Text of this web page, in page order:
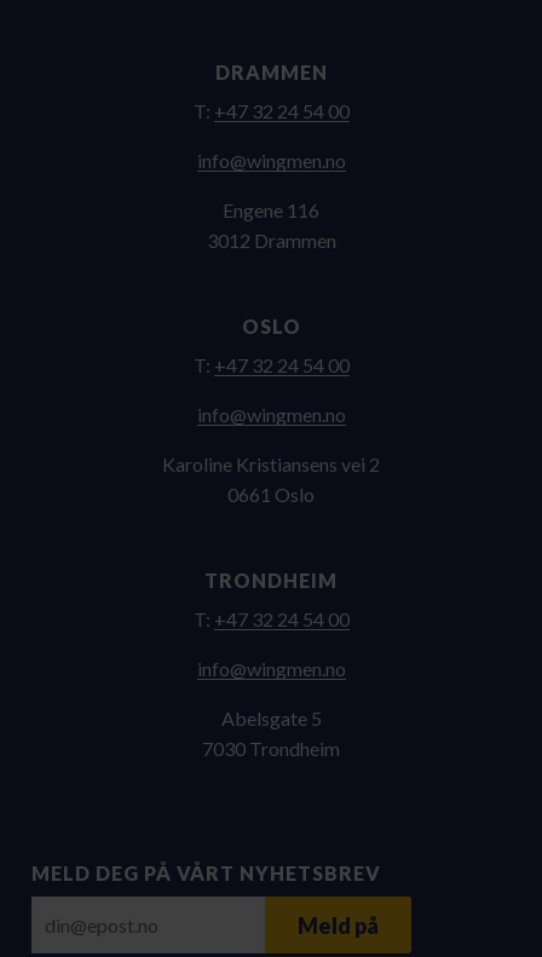
DRAMMEN
T: +47 32 24 54 00
on.nemgniw@ofni
Engene 116
3012 Drammen
OSLO
T: +47 32 24 54 00
on.nemgniw@ofni
Karoline Kristiansens vei 2
0661 Oslo
TRONDHEIM
T: +47 32 24 54 00
on.nemgniw@ofni
Abelsgate 5
7030 Trondheim
MELD DEG PÅ VÅRT NYHETSBREV